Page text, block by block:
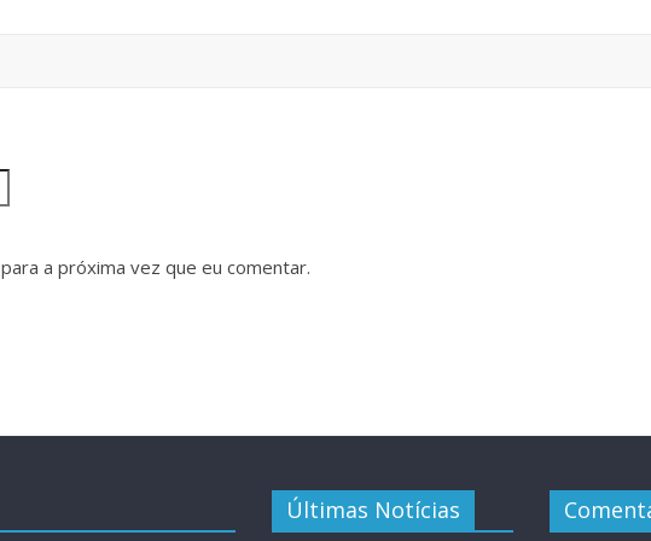
a próxima vez que eu comentar.
Últimas Notícias